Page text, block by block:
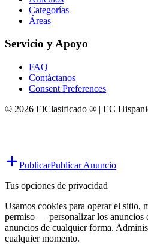
Categorías
Áreas
Servicio y Apoyo
FAQ
Contáctanos
Consent Preferences
© 2026 ElClasificado ® | EC
PublicarPublicar Anuncio
Tus opciones de privacidad
Usamos cookies para operar el
permiso — personalizar los anuncios
anuncios de cualquier forma.
cualquier momento.